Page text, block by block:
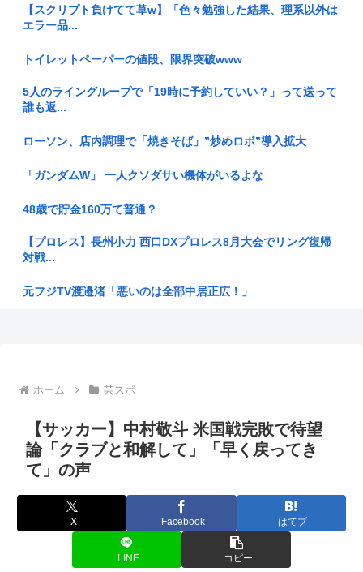
【悲報】ポケポケ、1年で1600万人が引退・・・
【悲報】橋本環奈と同じアイドルグループだったメンバー、突
韓...
私「耳を切られてるんですけど？」美容師「大した傷じゃなく
て良かっ...
なぜフランス人はこれほど日本が好きなのか? 中国ネット「中
国人も...
【画像】細身のイギリスの女の子(23)「体を使って話しましょ
熊本県知事、マスコミにマジ切れ「被災者から報道に対する不
【北九州市】「女性が着用している下着を見たかった」コンビ
ニ店内や...
千の英雄と失われた王国をお前らとやりたい
【終身刑化の傾向】無期懲役刑の仮釈放、2025年は「わずか4
【スクリプト負けてて草w】「色々勉強した結果、理系以外は
エラー品...
トイレットペーパーの値段、限界突破www
5人のライングループで「19時に予約していい？」って送って
誰も返...
ローソン、店内調理で「焼きそば」”炒めロボ”導入拡大
「ガンダムW」 一人クソダサい機体がいるよな
48歳で貯金160万て普通？
【プロレス】長州小力 西口DXプロレス8月大会でリング復帰
対戦...
元フジTV渡邉渚「悪いのは全部中居正広！」
ももち、かつて中居くんに「いいべ」と思われていた
彼女の実家でご飯頂いたんだがすき焼きの肉が鶏肉だった
腕時計、激臭！！！
「人妻」←これの良さがガチで理解できないんだが…
美輪明宏さんの戒名、「紫雲院芳心唱永日宏居士」になる
数年しまっておいたマキタのバッテリー（新品）を充電しよう
ホーム 芸スポ
【サッカー】中村敬斗 米国戦完敗で待望
論「クラブと和解して」「早く戻ってき
て」の声
X Facebook はてブ
LINE コピー